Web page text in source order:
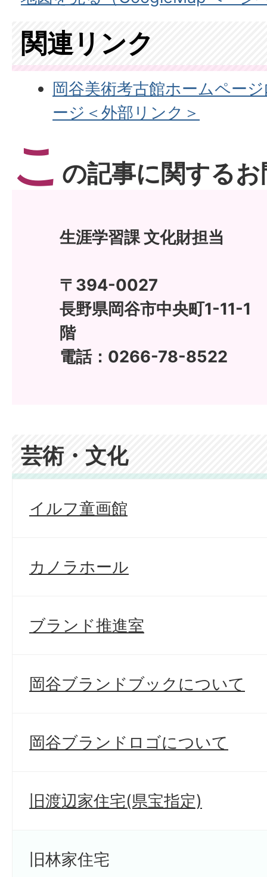
関連リンク
岡谷美術考古館ホームペー
ージ＜外部リンク＞
こ の記事に関する
生涯学習課 文化財担当
〒394-0027
長野県岡谷市中央町1-11-
階
電話：0266-78-8522
芸術・文化
イルフ童画館
カノラホール
ブランド推進室
岡谷ブランドブックについて
岡谷ブランドロゴについて
旧渡辺家住宅(県宝指定)
旧林家住宅